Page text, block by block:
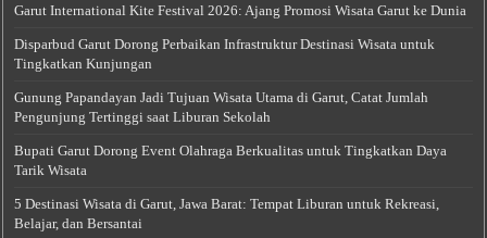
Garut International Kite Festival 2026: Ajang Promosi Wisata Garut ke Dunia
Disparbud Garut Dorong Perbaikan Infrastruktur Destinasi Wisata untuk
Tingkatkan Kunjungan
Gunung Papandayan Jadi Tujuan Wisata Utama di Garut, Catat Jumlah
Pengunjung Tertinggi saat Liburan Sekolah
Bupati Garut Dorong Event Olahraga Berkualitas untuk Tingkatkan Daya
Tarik Wisata
5 Destinasi Wisata di Garut, Jawa Barat: Tempat Liburan untuk Rekreasi,
Belajar, dan Bersantai